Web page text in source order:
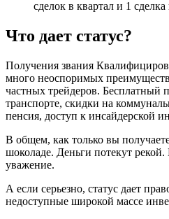
сделок в квартал и 1 сделка
Что дает статус?
Получения звания
много неоспоримых
частных трейдеров. Бесплатный
транспорте, скидки на
пенсия, доступ к инсайдерской
В общем, как только вы
шоколаде. Деньги потекут
уважение.
А если серьезно, статус дает
недоступные широкой массе